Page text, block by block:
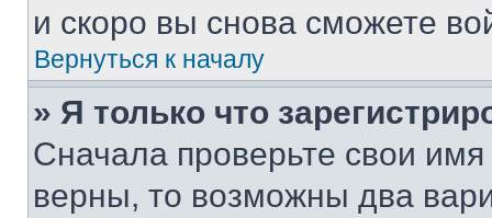
и скоро вы снова сможете
Вернуться к началу
» Я только что
Сначала проверьте свои
верны, то возможны два